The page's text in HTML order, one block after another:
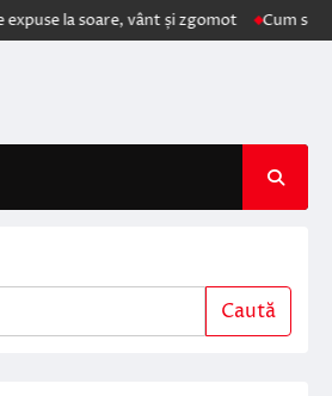
soare, vânt și zgomot Cum schimbă AI
Caută